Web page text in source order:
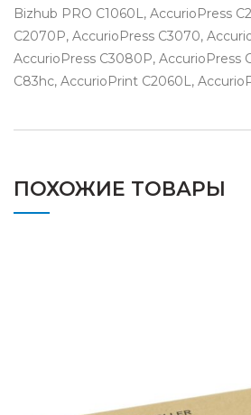
Bizhub PRO C1060L, AccurioPress
C2070P, AccurioPress C3070,
AccurioPress C3080P, AccurioPress
C83hc, AccurioPrint C2060L,
ПОХОЖИЕ ТОВАРЫ